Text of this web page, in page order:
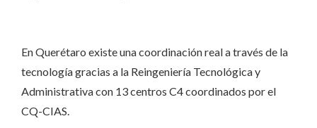
En Querétaro existe una coordinación real a través de la
tecnología gracias a la Reingeniería Tecnológica y
Administrativa con 13 centros C4 coordinados por el
CQ-CIAS.